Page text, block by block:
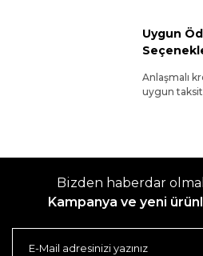
Uygun
Anlaşmalı
uygun
Bizden haberdar
Kampanya ve yeni